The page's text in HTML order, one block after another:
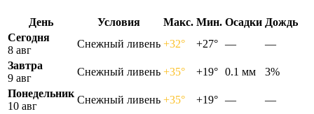
День Условия Макс. Мин. Осадки Дождь
Сегодня
8 авг
Снежный ливень +32° +27° —
—
Завтра
9 авг
Снежный ливень +35° +19° 0.1 мм
3%
Понедельник
10 авг
Снежный ливень +35° +19° —
—